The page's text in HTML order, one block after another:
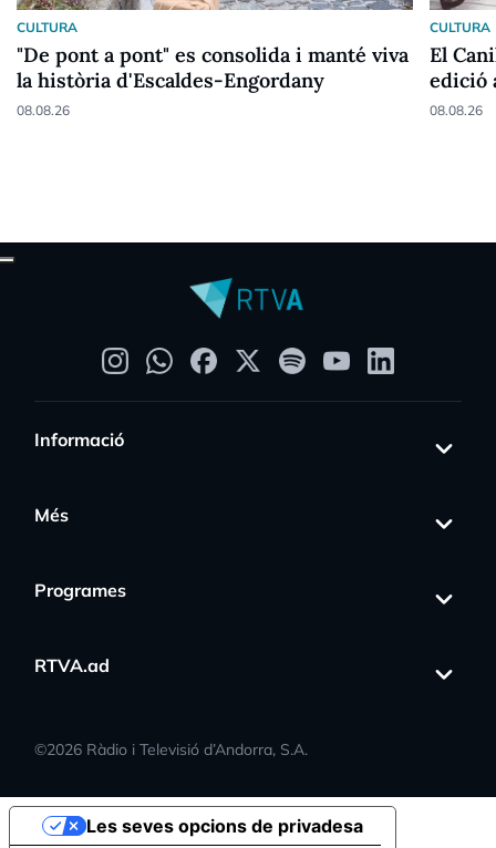
CULTURA
"De pont a pont" es consolida i manté viva
la història d'Escaldes-Engordany
08.08.26
CULTURA
El
edició
08.08.26
Informació
Més
Programes
RTVA.ad
©2026 Ràdio i Televisió d’Andorra, S.A.
Les seves opcions de privadesa